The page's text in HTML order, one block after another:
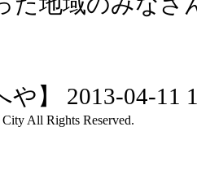
や】 2013-04-11
All Rights Reserved.